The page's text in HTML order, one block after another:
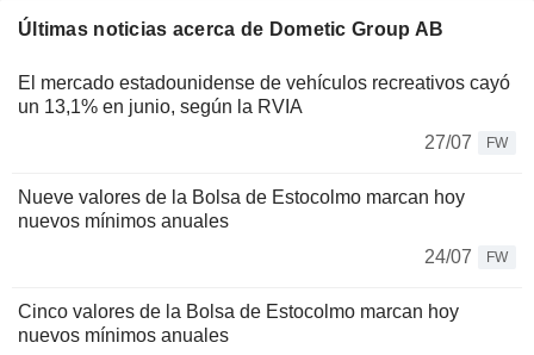
Últimas noticias acerca de Dometic Group AB
El mercado estadounidense de vehículos recreativos cayó
un 13,1% en junio, según la RVIA
27/07
FW
Nueve valores de la Bolsa de Estocolmo marcan hoy
nuevos mínimos anuales
24/07
FW
Cinco valores de la Bolsa de Estocolmo marcan hoy
nuevos mínimos anuales